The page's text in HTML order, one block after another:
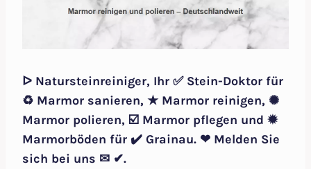
ᐅ Natursteinreiniger, Ihr ✅ Stein-Doktor für
♻ Marmor sanieren, ★ Marmor reinigen, ✺
Marmor polieren, ☑️ Marmor pflegen und ✹
Marmorböden für ✔️ Grainau. ❤ Melden Sie
sich bei uns ✉ ✔.